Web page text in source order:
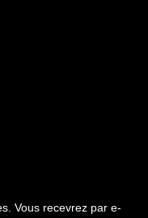
Vous recevrez par e-